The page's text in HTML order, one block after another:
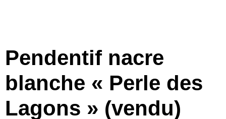
Pendentif nacre
blanche « Perle des
Lagons » (vendu)